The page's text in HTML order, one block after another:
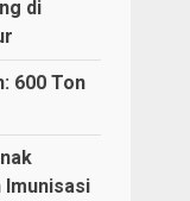
di
600 Ton
Imunisasi